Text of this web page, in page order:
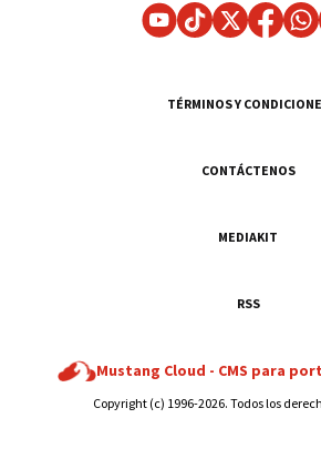
TÉRMINOS Y
CONTÁCTENOS
MEDIAKIT
RSS
Mustang Cloud - CMS para
Copyright (c) 1996-2026. Todos los